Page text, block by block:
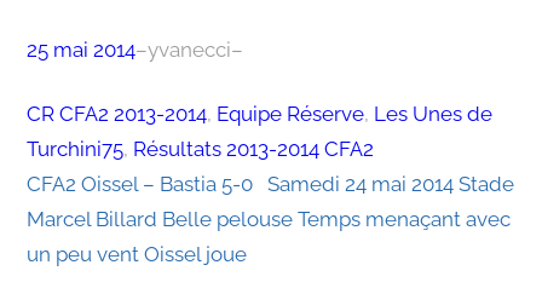
25 mai 2014–yvanecci–
CR CFA2 2013-2014, Equipe Réserve, Les Unes de
Turchini75, Résultats 2013-2014 CFA2
CFA2 Oissel – Bastia 5-0 Samedi 24 mai 2014 Stade
Marcel Billard Belle pelouse Temps menaçant avec
un peu vent Oissel joue